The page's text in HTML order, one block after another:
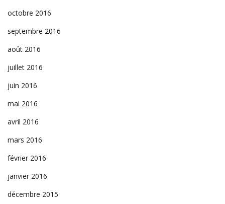
octobre 2016
septembre 2016
août 2016
juillet 2016
juin 2016
mai 2016
avril 2016
mars 2016
février 2016
janvier 2016
décembre 2015